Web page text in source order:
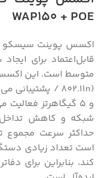
WAP150 + POE
قابل‌اعتماد برای
و ۵ گیگاهرتز
شبکه و کاهش تداخل
است تعداد زیادی
کند، بنابراین برای